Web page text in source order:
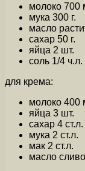
молоко 700
мука 300 г.
масло
сахар 50 г.
яйца 2 шт.
соль 1/4 ч.л.
для крема:
молоко 400
яйца 3 шт.
сахар 4 ст.л.
мука 2 ст.л.
мак 2 ст.л.
масло